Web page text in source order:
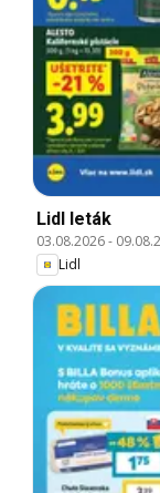
Lidl leták
03.08.2026-
Lidl